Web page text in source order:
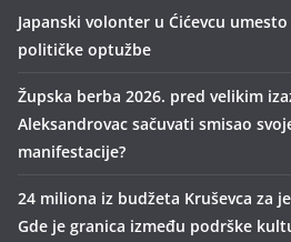
Japanski volonter u Ćićevcu
političke optužbe
Župska berba 2026. pred velikim
Aleksandrovac sačuvati smisao
manifestacije?
24 miliona iz budžeta Kruševca za
Gde je granica između podrške